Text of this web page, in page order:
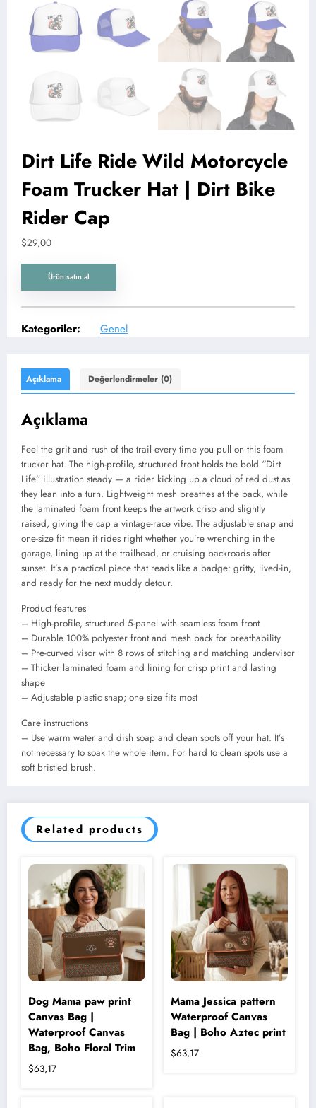
Dirt Life Ride Wild Motorcycle
Foam Trucker Hat | Dirt Bike
Rider Cap
$29,00
Ürün satın al
Kategoriler: Genel
Açıklama Değerlendirmeler (0)
Açıklama
Feel the grit and rush of the trail every time you pull on this foam
trucker hat. The high-profile, structured front holds the bold “Dirt
Life” illustration steady — a rider kicking up a cloud of red dust as
they lean into a turn. Lightweight mesh breathes at the back, while
the laminated foam front keeps the artwork crisp and slightly
raised, giving the cap a vintage-race vibe. The adjustable snap and
one-size fit mean it rides right whether you’re wrenching in the
garage, lining up at the trailhead, or cruising backroads after
sunset. It’s a practical piece that reads like a badge: gritty, lived-in,
and ready for the next muddy detour.
Product features
– High-profile, structured 5-panel with seamless foam front
– Durable 100% polyester front and mesh back for breathability
– Pre-curved visor with 8 rows of stitching and matching undervisor
– Thicker laminated foam and lining for crisp print and lasting
shape
– Adjustable plastic snap; one size fits most
Care instructions
– Use warm water and dish soap and clean spots off your hat. It’s
not necessary to soak the whole item. For hard to clean spots use a
soft bristled brush.
Related products
Dog Mama paw print
Canvas Bag |
Waterproof Canvas
Bag, Boho Floral Trim
$63,17
Mama Jessica pattern
Waterproof Canvas
Bag | Boho Aztec print
$63,17